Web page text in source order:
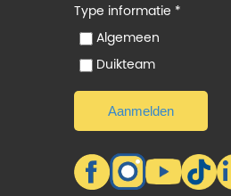
Type informatie *
Algemeen
Duikteam